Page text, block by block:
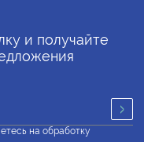
и получайте
на обработку